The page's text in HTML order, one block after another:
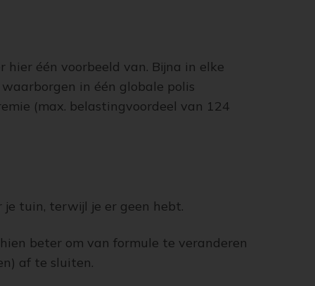
één voorbeeld van. Bijna in elke
in één globale polis
(max. belastingvoordeel van 124
je tuin, terwijl je er geen hebt.
beter om van formule te veranderen
af te sluiten.